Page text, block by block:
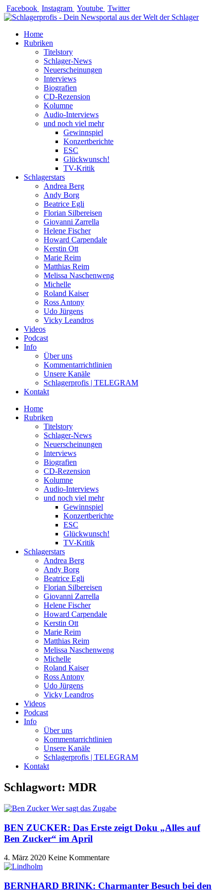
Zum
Inhalt
Facebook Instagram Youtube Twitter
Home
Rubriken
Titelstory
Schlager-News
Neuerscheinungen
Interviews
Biografien
CD-Rezension
Kolumne
Audio-Interviews
und noch viel mehr
Gewinnspiel
Konzertberichte
ESC
Glückwunsch!
TV-Kritik
Schlagerstars
Andrea Berg
Andy Borg
Beatrice Egli
Florian Silbereisen
Giovanni Zarrella
Helene Fischer
Howard Carpendale
Kerstin Ott
Marie Reim
Matthias Reim
Melissa Naschenweng
Michelle
Roland Kaiser
Ross Antony
Udo Jürgens
Vicky Leandros
Videos
Podcast
Info
Über uns
Kommentarrichtlinien
Unsere Kanäle
Schlagerprofis | TELEGRAM
Kontakt
Home
Rubriken
Titelstory
Schlager-News
Neuerscheinungen
Interviews
Biografien
CD-Rezension
Kolumne
Audio-Interviews
und noch viel mehr
Gewinnspiel
Konzertberichte
ESC
Glückwunsch!
TV-Kritik
Schlagerstars
Andrea Berg
Andy Borg
Beatrice Egli
Florian Silbereisen
Giovanni Zarrella
Helene Fischer
Howard Carpendale
Kerstin Ott
Marie Reim
Matthias Reim
Melissa Naschenweng
Michelle
Roland Kaiser
Ross Antony
Udo Jürgens
Vicky Leandros
Videos
Podcast
Info
Über uns
Kommentarrichtlinien
Unsere Kanäle
Schlagerprofis | TELEGRAM
Kontakt
Schlagwort: MDR
BEN ZUCKER: Das Erste zeigt Doku „Alles auf
Ben Zucker“ im April
4. März 2020 Keine Kommentare
BERNHARD BRINK: Charmanter Besuch bei den